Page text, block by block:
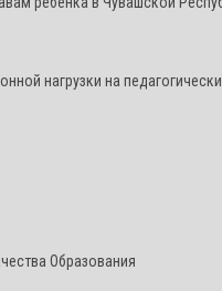
нагрузки на
Образования